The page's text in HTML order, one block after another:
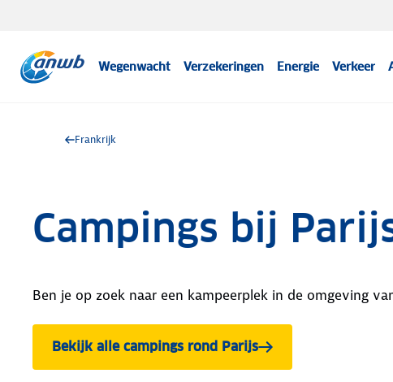
Wegenwacht Verzekeringen Energie Verkeer
Frankrijk
Campings bij
Ben je op zoek naar een kampeerplek in de omgeving
Bekijk alle campings rond Parijs